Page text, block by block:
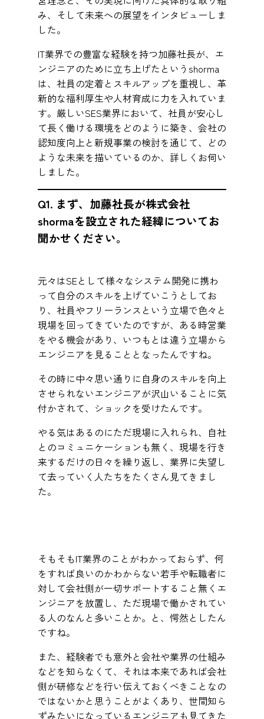
み、そして未来への展望をインタビューしま
した。
IT業界での豊富な経験を持つ加藤社長が、エ
ンジニアのために立ち上げたというshorma
は、社員の定着とスキルアップを重視し、革
新的な福利厚生や人材育成に力を入れていま
す。厳しいSES業界において、社員が安心し
て長く働ける環境をどのように築き、会社の
認知度向上と新規事業の検討を通じて、どの
ような未来を描いているのか、詳しくお伺い
しました。
Q1. まず、加藤社長が株式会社
shormaを設立された経緯についてお
聞かせください。
元々はSEとして様々なシステム開発に携わ
って自分のスキルを上げていこうとしてお
り、社員やフリーランスという立場で色々と
現場を回ってきていたのですが、ある時営業
をやる機会があり、いつもとは違う立場から
エンジニアを見ることとなったんですね。
その時に中々思い通りに自身のスキルを向上
させられないエンジニアが沢山いることに気
付かされて、ショックを受けたんです。
やる気はあるのにただ現場に入れられ、自社
とのコミュニケーションも無く、現場を行き
来するだけの日々を繰り返し、業界に失望し
て去っていく人たちをたくさん見てきまし
た。
そもそもIT業界のことがわかっておらず、何
をすれば良いのかわからない若手や転職者に
対して会社側が一切サポートすること無くエ
ンジニアを放置し、ただ現場で働かされてい
る人のなんと多いことか。と、愕然としたん
ですね。
また、経験者でも意外と会社や業界の仕組み
などを知らなくて、それは本来であれば会社
側が研修などを行い伝えておくべきことなの
ではないかと思うことがよくあり、世間知ら
ずみたいになっているエンジニアも見てきた